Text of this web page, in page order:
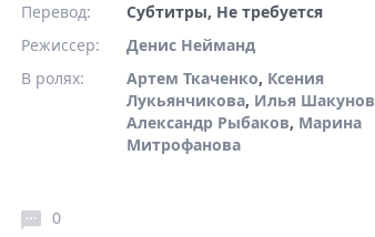
Перевод:
Субтитры, Не требуется
Режиссер:
Денис Нейманд
В ролях:
Артем Ткаченко, Ксения
Лукьянчикова, Илья Шакунов
Александр Рыбаков, Марина
Митрофанова
0